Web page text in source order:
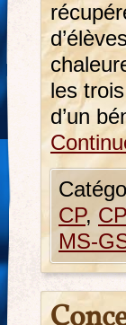
les
d’un
CP,
MS-